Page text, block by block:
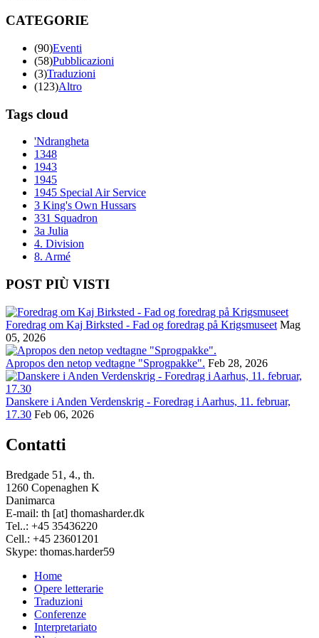
CATEGORIE
(90)Eventi
(58)Pubblicazioni
(3)Traduzioni
(123)Altro
Tags cloud
'Ndrangheta
1348
1943
1945
1945 Special Air Service
3 King's Own Hussars
331 Squadron
3a Julia
4. Division
8. Armé
POST PIÙ VISTI
Foredrag om Kaj Birksted - Fad og foredrag på Krigsmuseet Mag
05, 2026
Apropos den netop vedtagne "Sprogpakke". Feb 28, 2026
Danskere i Anden Verdenskrig - Foredrag i Aarhus, 11. februar,
17.30 Feb 06, 2026
Contatti
Bredgade 51, 4., th.
1260 Copenaghen K
Danimarca
E-mail: th [at] thomasharder.dk
Tel..: +45 35436220
Cell.: +45 23601201
Skype: thomas.harder59
Footer
menu
Home
Opere letterarie
Traduzioni
Conferenze
Interpretariato